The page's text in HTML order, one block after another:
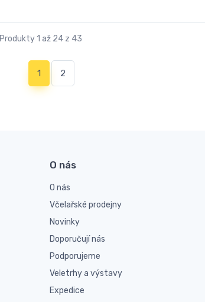
Produkty 1 až 24 z 43
1(current)
2
O nás
O nás
Včelařské prodejny
Novinky
Doporučují nás
Podporujeme
Veletrhy a výstavy
Expedice